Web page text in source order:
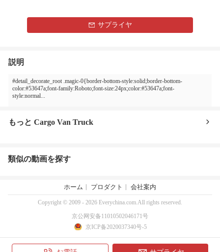
サプライヤ
説明
#detail_decorate_root .magic-0{border-bottom-style:solid;border-bottom-
color:#53647a;font-family:Roboto;font-size:24px;color:#53647a;font-
style:normal...
もっと Cargo Van Truck
類似の動画を探す
ホーム プロダクト 会社案内
Copyright © 2009 - 2026 Everychina.com.All rights reserved.
京公网安备11010502046171号
京ICP备2020037340号-5